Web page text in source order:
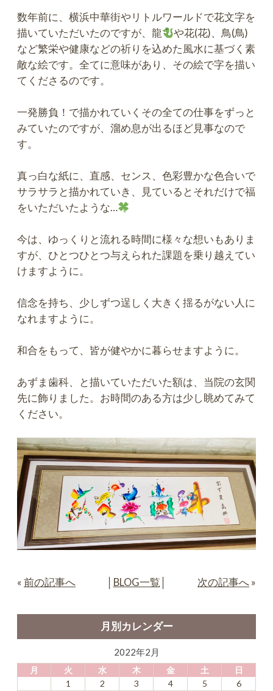
数年前に、横浜中華街やリトルワールドで花文字を
描いていただいたのですが、龍
や花(花)、鳥(鳥)
など繁栄や健康などの祈りを込めた風水に基づく素
敵な絵です。全てに意味があり、その絵で字を描い
てくださるのです。
一発勝負！で描かれていくその全ての仕事をずっと
みていたのですが、溜め息が出るほど見事なので
す。
真っ白な紙に、直感、センス、色彩豊かな色合いで
サラサラと描かれていき、見ているとそれだけで福
をいただいたような…
今は、ゆっくりと流れる時間に様々な想いもありま
すが、ひとつひとつ与えられた課題を乗り越えてい
けますように。
信念を持ち、少しずつ逞しく大きく揺るがない人に
なれますように。
和合をもって、皆が健やかに暮らせますように。
あずま歯科、と描いていただいた額は、当院の玄関
先に飾りました。お時間のある方は少し眺めてみて
ください。
« 前の記事へ BLOG一覧 次の記事へ »
月別カレンダー
2022年2月
月 火 水 木 金 土
日
1
2 3 4 5
6